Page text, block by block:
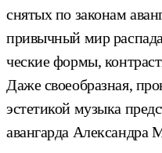
снятых по за­конам
при­выч­ный мир
чес­кие фор­мы,
Да­же сво­еоб­разная,
эс­те­тикой му­зыка
аван­гарда Алек­сан­дра